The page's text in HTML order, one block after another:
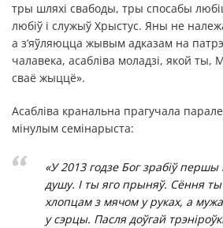
тры шляхі свабоды, тры спосабы
любіў і служыў Хрыстус. Яны не
а з’яўляюцца жывым адказам на
чалавека, асабліва моладзі, якой ты,
сваё жыццё».
Асабліва кранальна прагучала
мінулым семінарыста:
«У 2013 годзе Бог зрабіў
душу. І ты яго прыняў. Сёння
хлопцам з мячом у руках, а
у сэрцы. Пасля доўгай